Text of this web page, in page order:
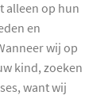
alleen op hun
en
wij op
kind, zoeken
want wij